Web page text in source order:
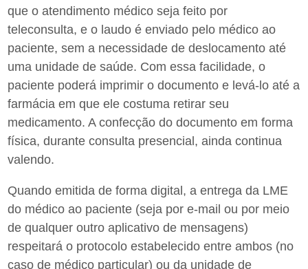
que o atendimento médico seja feito por
teleconsulta, e o laudo é enviado pelo médico ao
paciente, sem a necessidade de deslocamento até
uma unidade de saúde. Com essa facilidade, o
paciente poderá imprimir o documento e levá-lo até a
farmácia em que ele costuma retirar seu
medicamento. A confecção do documento em forma
física, durante consulta presencial, ainda continua
valendo.
Quando emitida de forma digital, a entrega da LME
do médico ao paciente (seja por e-mail ou por meio
de qualquer outro aplicativo de mensagens)
respeitará o protocolo estabelecido entre ambos (no
caso de médico particular) ou da unidade de